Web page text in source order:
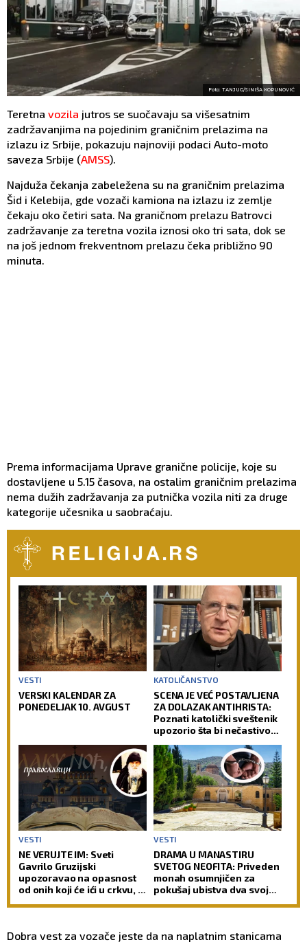
Foto: TANJUG/SINIŠA KOPUNOVIĆ
Teretna vozila jutros se suočavaju sa višesatnim
zadržavanjima na pojedinim graničnim prelazima na
izlazu iz Srbije, pokazuju najnoviji podaci Auto-moto
saveza Srbije (AMSS).
Najduža čekanja zabeležena su na graničnim prelazima
Šid i Kelebija, gde vozači kamiona na izlazu iz zemlje
čekaju oko četiri sata. Na graničnom prelazu Batrovci
zadržavanje za teretna vozila iznosi oko tri sata, dok se
na još jednom frekventnom prelazu čeka približno 90
minuta.
Prema informacijama Uprave granične policije, koje su
dostavljene u 5.15 časova, na ostalim graničnim prelazima
nema dužih zadržavanja za putnička vozila niti za druge
kategorije učesnika u saobraćaju.
VESTI
VERSKI KALENDAR ZA
PONEDELJAK 10. AVGUST
KATOLIČANSTVO
SCENA JE VEĆ POSTAVLJENA
ZA DOLAZAK ANTIHRISTA:
Poznati katolički sveštenik
upozorio šta bi nečastivom
nad čovečanstvom
VESTI
NE VERUJTE IM: Sveti
Gavrilo Gruzijski
upozoravao na opasnost
od onih koji će ići u crkvu, a
VESTI
DRAMA U MANASTIRU
SVETOG NEOFITA: Priveden
monah osumnjičen za
pokušaj ubistva dva svoja
Dobra vest za vozače jeste da na naplatnim stanicama